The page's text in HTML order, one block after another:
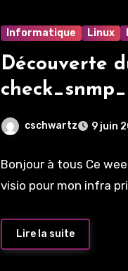
Informatique Linux
Découverte
cschwartz 9 juin
Bonjour à tous Ce
visio pour mon infra
Lire la suite